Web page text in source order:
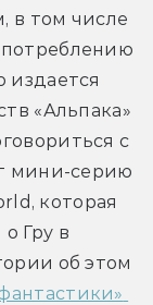
в том числе
издается
«Альпака»
с
мини-серию
которая
Гру в
об этом